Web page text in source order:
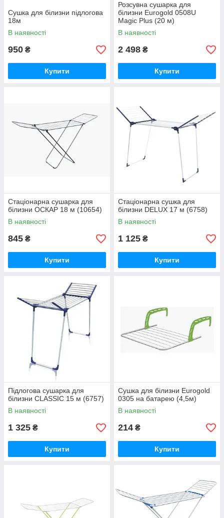
Сушка для білизни підлогова
18м
В наявності
950 ₴
Купити
Розсувна сушарка для
білизни Eurogold 0508U
Magic Plus (20 м)
В наявності
2 498 ₴
Купити
Стаціонарна сушарка для
білизни ОСКАР 18 м (10654)
В наявності
845 ₴
Купити
Стаціонарна сушка для
білизни DELUX 17 м (6758)
В наявності
1 125 ₴
Купити
Підлогова сушарка для
білизни CLASSIC 15 м (6757)
В наявності
1 325 ₴
Купити
Сушка для білизни Eurogold
0305 на батарею (4,5м)
В наявності
214 ₴
Купити